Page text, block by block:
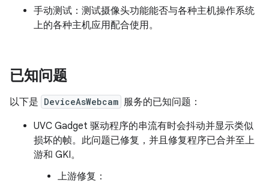
手动测试：测试摄像头功能能否与各种主机操作系统
上的各种主机应用配合使用。
已知问题
以下是 DeviceAsWebcam 服务的已知问题：
UVC Gadget 驱动程序的串流有时会抖动并显示类似
损坏的帧。此问题已修复，并且修复程序已合并至上
游和 GKI。
上游修复：